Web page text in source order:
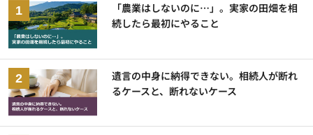
「農業はしないのに…」。実家の田畑を相
続したら最初にやること
遺言の中身に納得できない。相続人が断れ
るケースと、断れないケース